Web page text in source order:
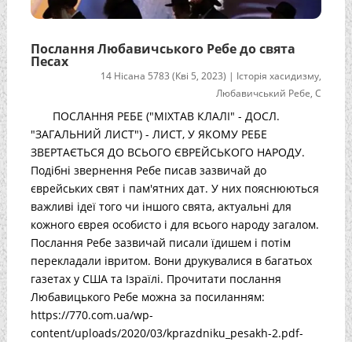
Послання Любавичського Ребе до свята
Песах
14 Нісана 5783 (Кві 5, 2023) | Історія хасидизму,
Любавичський Ребе,С
ПОСЛАННЯ РЕБЕ ("МІХТАВ КЛАЛІ" - ДОСЛ.
"ЗАГАЛЬНИЙ ЛИСТ") - ЛИСТ, У ЯКОМУ РЕБЕ
ЗВЕРТАЄТЬСЯ ДО ВСЬОГО ЄВРЕЙСЬКОГО НАРОДУ.
Подібні звернення Ребе писав зазвичай до
єврейських свят і пам'ятних дат. У них пояснюються
важливі ідеї того чи іншого свята, актуальні для
кожного єврея особисто і для всього народу загалом.
Послання Ребе зазвичай писали їдишем і потім
перекладали івритом. Вони друкувалися в багатьох
газетах у США та Ізраїлі. Прочитати послання
Любавицького Ребе можна за посиланням:
https://770.com.ua/wp-
content/uploads/2020/03/kprazdniku_pesakh-2.pdf-